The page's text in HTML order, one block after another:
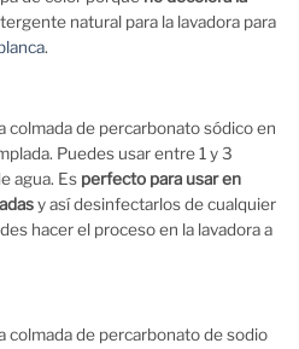
natural para la lavadora para
.
colmada de percarbonato sódico en
Puedes usar entre 1 y 3
agua. Es perfecto para usar en
y así desinfectarlos de cualquier
hacer el proceso en la lavadora a
colmada de percarbonato de sodio